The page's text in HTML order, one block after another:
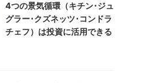
4つの景気循環（キチン･ジュ
グラー･クズネッツ･コンドラ
チェフ）は投資に活用できる